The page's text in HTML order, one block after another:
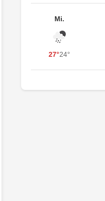
Mi.
27°24°